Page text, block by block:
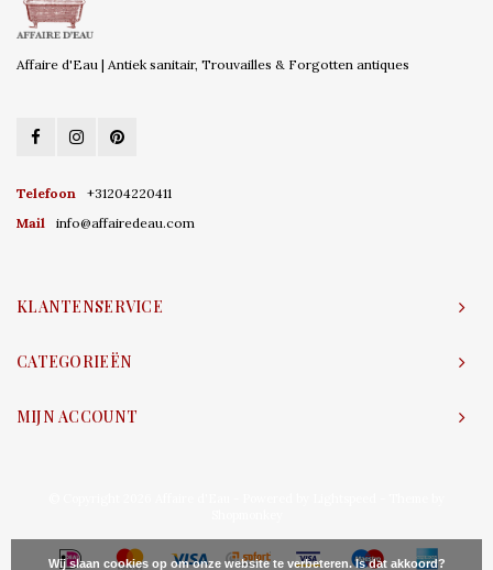
Affaire d'Eau | Antiek sanitair, Trouvailles & Forgotten antiques
Telefoon
+31204220411
Mail
info@affairedeau.com
KLANTENSERVICE
CATEGORIEËN
MIJN ACCOUNT
Wij slaan cookies op om onze website te verbeteren. Is dat akkoord?